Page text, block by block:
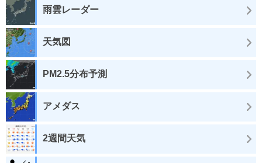
雨雲レーダー
天気図
PM2.5分布予測
アメダス
2週間天気